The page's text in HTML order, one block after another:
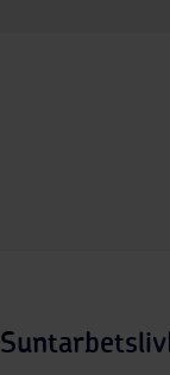
Suntarbetsliv